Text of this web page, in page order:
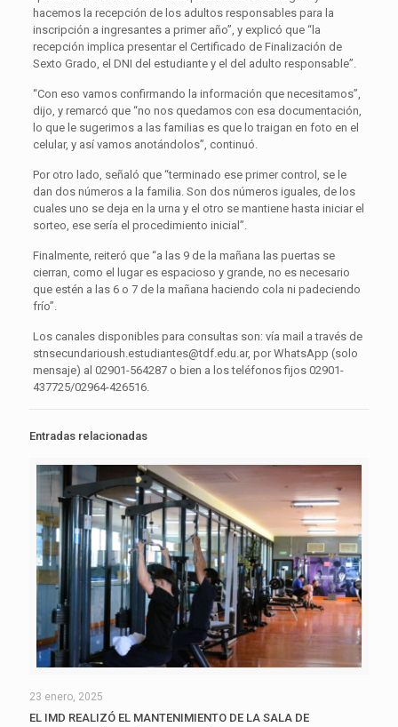
hacemos la recepción de los adultos responsables para la
inscripción a ingresantes a primer año”, y explicó que “la
recepción implica presentar el Certificado de Finalización de
Sexto Grado, el DNI del estudiante y el del adulto responsable”.
“Con eso vamos confirmando la información que necesitamos”,
dijo, y remarcó que “no nos quedamos con esa documentación,
lo que le sugerimos a las familias es que lo traigan en foto en el
celular, y así vamos anotándolos”, continuó.
Por otro lado, señaló que “terminado ese primer control, se le
dan dos números a la familia. Son dos números iguales, de los
cuales uno se deja en la urna y el otro se mantiene hasta iniciar el
sorteo, ese sería el procedimiento inicial”.
Finalmente, reiteró que “a las 9 de la mañana las puertas se
cierran, como el lugar es espacioso y grande, no es necesario
que estén a las 6 o 7 de la mañana haciendo cola ni padeciendo
frío”.
Los canales disponibles para consultas son: vía mail a través de
stnsecundarioush.estudiantes@tdf.edu.ar, por WhatsApp (solo
mensaje) al 02901-564287 o bien a los teléfonos fijos 02901-
437725/02964-426516.
Entradas relacionadas
23 enero, 2025
EL IMD REALIZÓ EL MANTENIMIENTO DE LA SALA DE